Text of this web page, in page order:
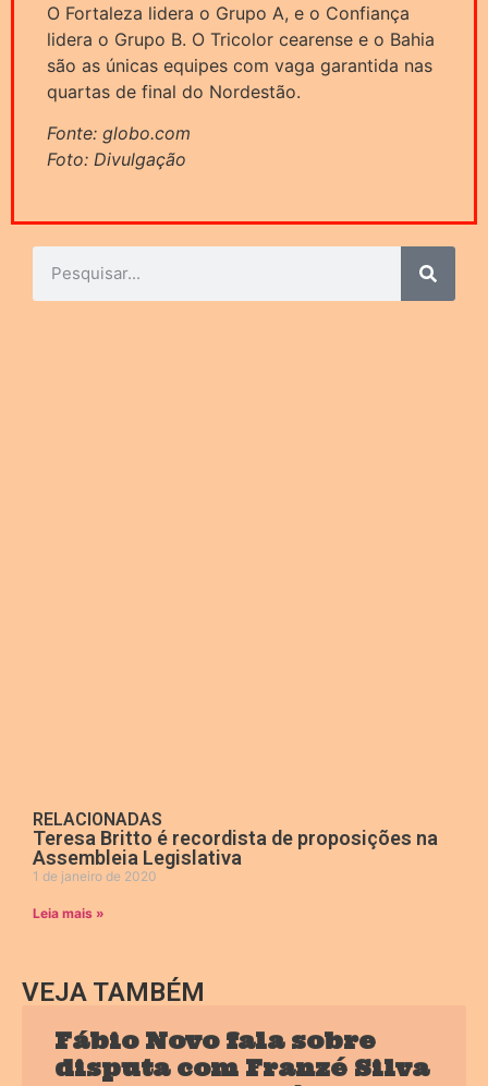
O Fortaleza lidera o Grupo A, e o Confiança
lidera o Grupo B. O Tricolor cearense e o Bahia
são as únicas equipes com vaga garantida nas
quartas de final do Nordestão.
Fonte: globo.com
Foto: Divulgação
RELACIONADAS
Teresa Britto é recordista de proposições na
Assembleia Legislativa
1 de janeiro de 2020
Leia mais »
VEJA TAMBÉM
Fábio Novo fala sobre
disputa com Franzé Silva